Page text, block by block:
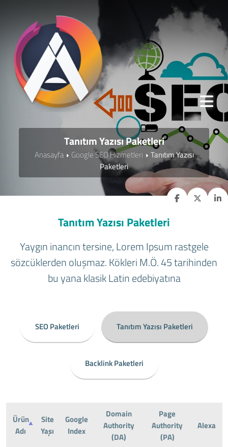
Tanıtım Yazısı Paketleri
Anasayfa Google SEO Hizmetleri
Tanıtım Yazısı
Paketleri
Tanıtım Yazısı Paketleri
Yaygın inancın tersine, Lorem Ipsum rastgele
sözcüklerden oluşmaz. Kökleri M.Ö. 45 tarihinden
bu yana klasik Latin edebiyatına
SEO Paketleri Tanıtım Yazısı Paketleri
Backlink Paketleri
Ürün
Adı
Site
Yaşı
Google
Index
Domain
Authority
(DA)
Page
Authority
(PA)
Alexa